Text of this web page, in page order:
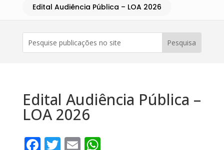
Edital Audiência Pública – LOA 2026
Edital Audiência Pública –
LOA 2026
Facebook
Twitter
EmailWhatsApp